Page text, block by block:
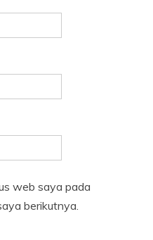
web saya pada
berikutnya.